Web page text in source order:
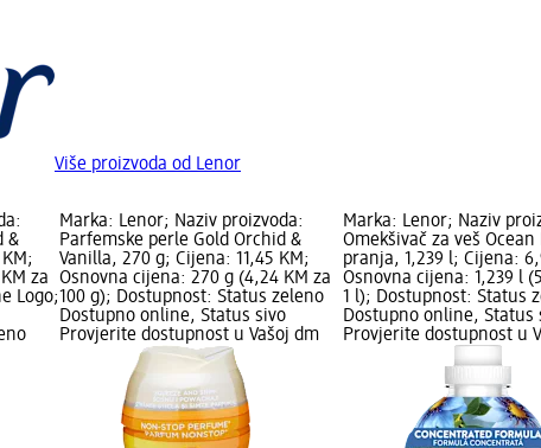
Više proizvoda od Lenor
&
za
Logo;
Marka: Lenor; Naziv proizvoda:
Parfemske perle Gold Orchid &
Vanilla, 270 g; Cijena: 11,45 KM;
Osnovna cijena: 270 g (4,24 KM za
100 g); Dostupnost: Status zeleno
Dostupno online, Status sivo
Provjerite dostupnost u Vašoj dm
Marka: Lenor; Naziv
Omekšivač za veš Ocean
pranja, 1,239 l; Cijena:
Osnovna cijena: 1,239 l
1 l); Dostupnost: Status
Dostupno online, Status
Provjerite dostupnost u